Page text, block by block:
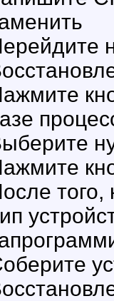
того,